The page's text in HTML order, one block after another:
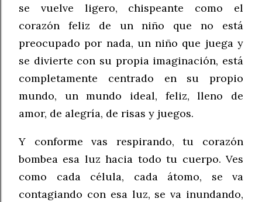
se vuelve ligero, chispeante como el
corazón feliz de un niño que no está
preocupado por nada, un niño que juega y
se divierte con su propia imaginación, está
completamente centrado en su propio
mundo, un mundo ideal, feliz, lleno de
amor, de alegría, de risas y juegos.
Y conforme vas respirando, tu corazón
bombea esa luz hacia todo tu cuerpo. Ves
como cada célula, cada átomo, se va
contagiando con esa luz, se va inundando,